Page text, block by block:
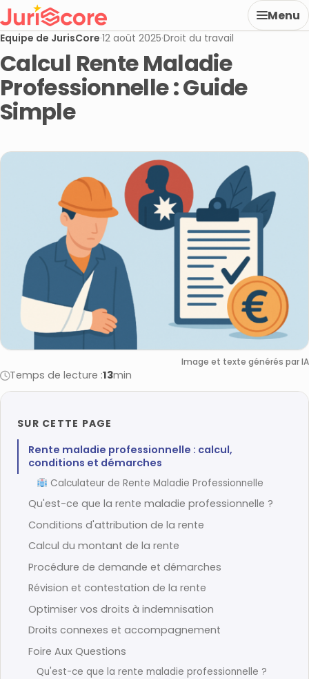
Menu
Equipe de JurisCore·12 août 2025·Droit du travail
Calcul Rente Maladie
Professionnelle : Guide
Simple
Image et texte générés par IA
Temps de lecture :13min
SUR CETTE PAGE
Rente maladie professionnelle : calcul,
conditions et démarches
Calculateur de Rente Maladie Professionnelle
Qu'est-ce que la rente maladie professionnelle ?
Conditions d'attribution de la rente
Calcul du montant de la rente
Procédure de demande et démarches
Révision et contestation de la rente
Optimiser vos droits à indemnisation
Droits connexes et accompagnement
Foire Aux Questions
Qu'est-ce que la rente maladie professionnelle ?